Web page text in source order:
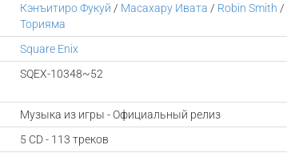
Кэнъитиро Фукуй / Масахару Ивата / Robin Smith /
Торияма
Square Enix
SQEX-10348~52
Музыка из игры - Официальный релиз
5 CD - 113 треков